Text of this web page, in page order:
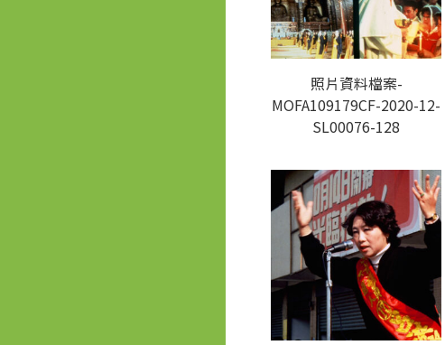
照片資料檔案-
MOFA109179CF-2020-12-
SL00076-128